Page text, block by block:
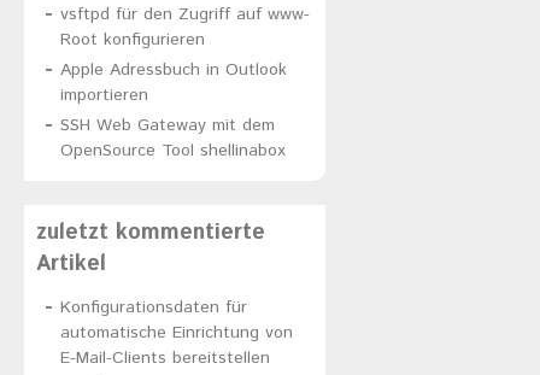
vsftpd für den Zugriff auf www-
Root konfigurieren
Apple Adressbuch in Outlook
importieren
SSH Web Gateway mit dem
OpenSource Tool shellinabox
zuletzt kommentierte
Artikel
Konfigurationsdaten für
automatische Einrichtung von
E-Mail-Clients bereitstellen